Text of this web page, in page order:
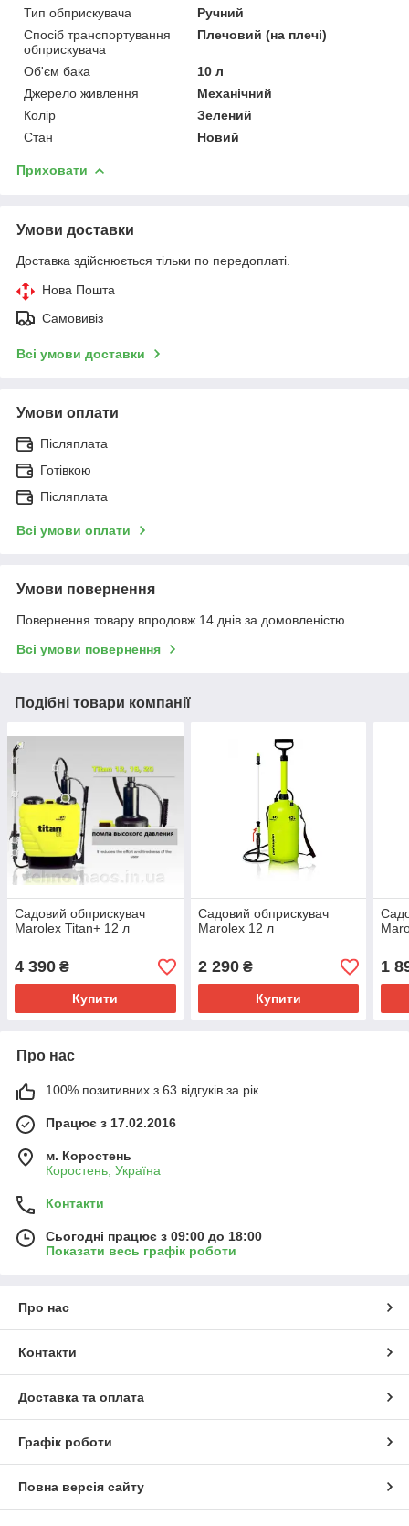
Тип обприскувача
Ручний
Спосіб транспортування
обприскувача
Плечовий (на плечі)
Об'єм бака
10 л
Джерело живлення
Механічний
Колір
Зелений
Стан
Новий
Приховати
Умови доставки
Доставка здійснюється тільки по передоплаті.
Нова Пошта
Самовивіз
Всі умови доставки
Умови оплати
Післяплата
Готівкою
Післяплата
Всі умови оплати
Умови повернення
Повернення товару впродовж 14 днів за домовленістю
Всі умови повернення
Подібні товари компанії
Садовий обприскувач
Marolex Titan+ 12 л
4 390 ₴
Купити
Садовий обприскувач
Marolex 12 л
2 290₴
Купити
1
Про нас
100% позитивних з 63 відгуків за рік
Працює з 17.02.2016
м. Коростень
Коростень, Україна
Контакти
Сьогодні працює з 09:00 до 18:00
Показати весь графік роботи
Про нас
Контакти
Доставка та оплата
Графік роботи
Повна версія сайту